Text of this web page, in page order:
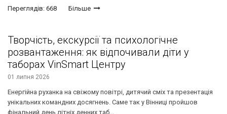
Переглядів: 668 Більше
Творчість, екскурсії та психологічне
розвантаження: як відпочивали діти у
таборах VinSmart Центру
01 липня 2026
Енергійна руханка на свіжому повітрі, дитячий сміх та презентація
унікальних командних досягнень. Саме так у Вінниці пройшов
фінальний день літніх денних таб...